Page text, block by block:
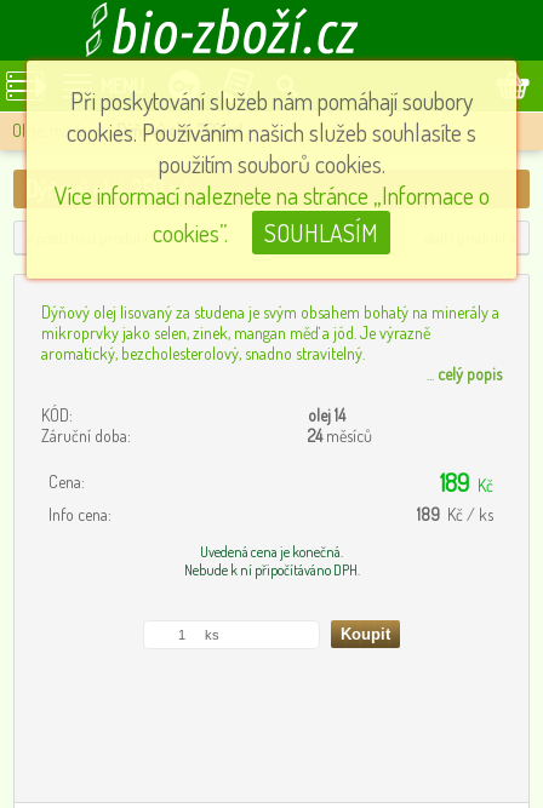
MENU
Oleje, másla » Dýňový olej, 250 ml
Dýňový olej, 250 ml
Dýňový olej lisovaný za studena je svým obsahem bohatý na minerály a
mikroprvky jako selen, zinek, mangan měď a jód. Je výrazně
aromatický, bezcholesterolový, snadno stravitelný.
celý popis
KÓD:
olej 14
Záruční doba:
24měsíců
Cena: 189 Kč
Info cena:
189 Kč / ks
Uvedená cena je konečná.
Nebude k ní připočítáváno DPH.
Při poskytování služeb nám pomáhají soubory
cookies. Používáním našich služeb souhlasíte s
použitím souborů cookies.
Více informací naleznete na stránce „Informace o
cookies”.
SOUHLASÍM